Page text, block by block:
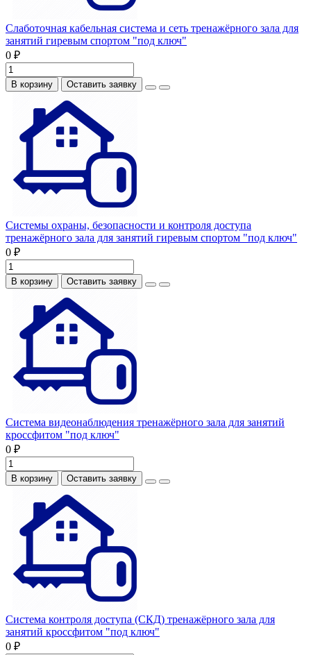
Слаботочная кабельная система и сеть тренажёрного зала для
занятий гиревым спортом "под ключ"
0 ₽
В корзину Оставить заявку
Системы охраны, безопасности и контроля доступа
тренажёрного зала для занятий гиревым спортом "под ключ"
0 ₽
В корзину Оставить заявку
Система видеонаблюдения тренажёрного зала для занятий
кроссфитом "под ключ"
0 ₽
В корзину Оставить заявку
Система контроля доступа (СКД) тренажёрного зала для
занятий кроссфитом "под ключ"
0 ₽